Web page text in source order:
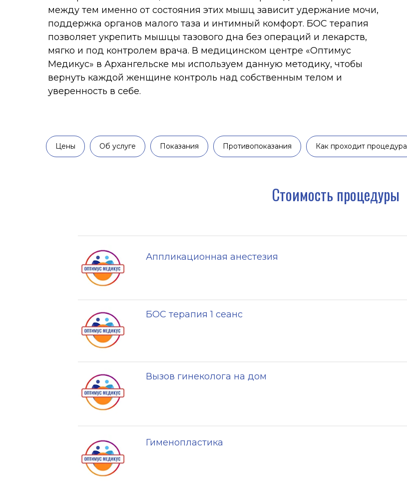
позволяет укрепить мышцы тазового дна без операций и лекарств,
мягко и под контролем врача. В медицинском центре «Оптимус
Медикус» в Архангельске мы используем данную методику, чтобы
вернуть каждой женщине контроль над собственным телом и
уверенность в себе.
Цены Об услуге Показания Противопоказания Как проходит процедура
Стоимость процедуры
Аппликационная анестезия
БОС терапия 1 сеанс
Вызов гинеколога на дом
Гименопластика